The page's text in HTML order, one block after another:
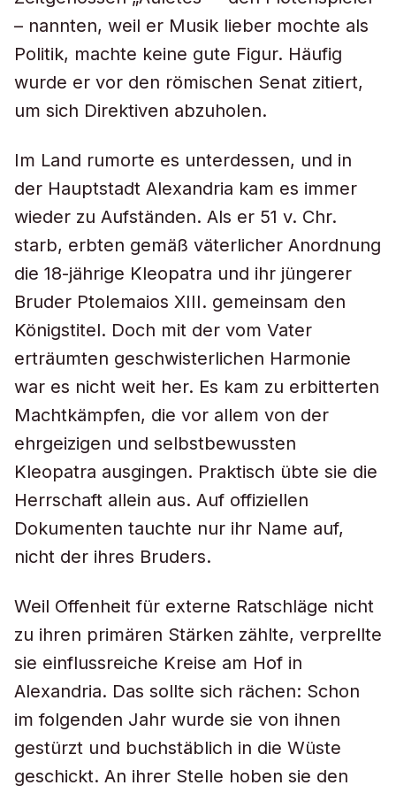
– nannten, weil er Musik lieber mochte als
Politik, machte keine gute Figur. Häufig
wurde er vor den römischen Senat zitiert,
um sich Direktiven abzuholen.
Im Land rumorte es unterdessen, und in
der Hauptstadt Alexandria kam es immer
wieder zu Aufständen. Als er 51 v. Chr.
starb, erbten gemäß väterlicher Anordnung
die 18-jährige Kleopatra und ihr jüngerer
Bruder Ptolemaios XIII. gemeinsam den
Königstitel. Doch mit der vom Vater
erträumten geschwisterlichen Harmonie
war es nicht weit her. Es kam zu erbitterten
Machtkämpfen, die vor allem von der
ehrgeizigen und selbstbewussten
Kleopatra ausgingen. Praktisch übte sie die
Herrschaft allein aus. Auf offiziellen
Dokumenten tauchte nur ihr Name auf,
nicht der ihres Bruders.
Weil Offenheit für externe Ratschläge nicht
zu ihren primären Stärken zählte, verprellte
sie einflussreiche Kreise am Hof in
Alexandria. Das sollte sich rächen: Schon
im folgenden Jahr wurde sie von ihnen
gestürzt und buchstäblich in die Wüste
geschickt. An ihrer Stelle hoben sie den